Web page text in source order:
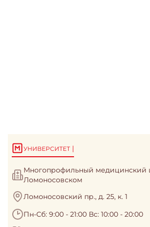
УНИВЕРСИТЕТ |
Многопрофильный медицинский
Ломоносовском
Ломоносовский пр., д. 25, к. 1
Пн-Сб: 9:00 - 21:00 Вс: 10:00 - 20:00